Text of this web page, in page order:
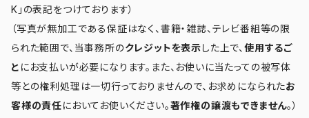
K」の表記をつけております）
（写真が無加工である保証はなく、書籍・雑誌、テレビ番組等の限
られた範囲で、当事務所のクレジットを表示した上で、使用するご
と にお支払いが必要になります。また、お使いに当たっての被写体
等との権利処理は一切行っておりませんので、お求めになられたお
客様の責任においてお使いください。著作権の譲渡もできません。）